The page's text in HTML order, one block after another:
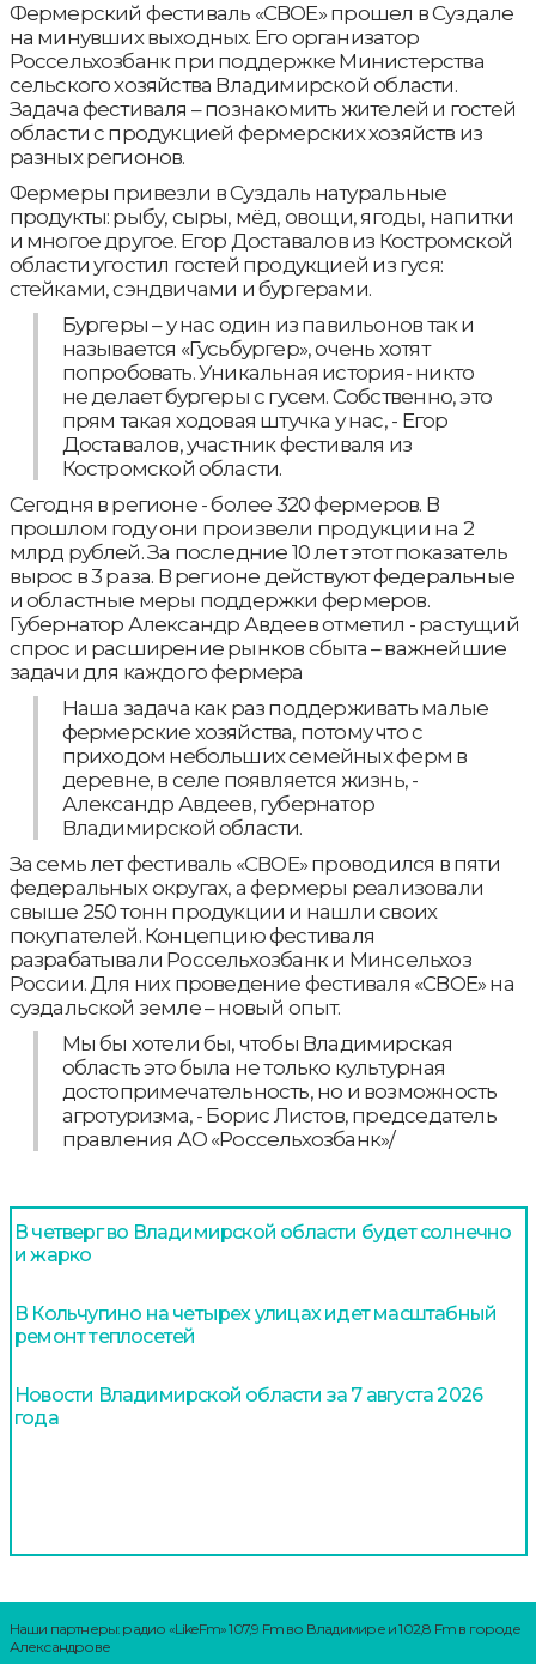
Фермерский фестиваль «СВОЕ» прошел в Суздале
на минувших выходных. Его организатор
Россельхозбанк при поддержке Министерства
сельского хозяйства Владимирской области.
Задача фестиваля – познакомить жителей и гостей
области с продукцией фермерских хозяйств из
разных регионов.
Фермеры привезли в Суздаль натуральные
продукты: рыбу, сыры, мёд, овощи, ягоды, напитки
и многое другое. Егор Доставалов из Костромской
области угостил гостей продукцией из гуся:
стейками, сэндвичами и бургерами.
Бургеры – у нас один из павильонов так и
называется «Гусьбургер», очень хотят
попробовать. Уникальная история- никто
не делает бургеры с гусем. Собственно, это
прям такая ходовая штучка у нас, - Егор
Доставалов, участник фестиваля из
Костромской области.
Сегодня в регионе - более 320 фермеров. В
прошлом году они произвели продукции на 2
млрд рублей. За последние 10 лет этот показатель
вырос в 3 раза. В регионе действуют федеральные
и областные меры поддержки фермеров.
Губернатор Александр Авдеев отметил - растущий
спрос и расширение рынков сбыта – важнейшие
задачи для каждого фермера
Наша задача как раз поддерживать малые
фермерские хозяйства, потому что с
приходом небольших семейных ферм в
деревне, в селе появляется жизнь, -
Александр Авдеев, губернатор
Владимирской области.
За семь лет фестиваль «СВОЕ» проводился в пяти
федеральных округах, а фермеры реализовали
свыше 250 тонн продукции и нашли своих
покупателей. Концепцию фестиваля
разрабатывали Россельхозбанк и Минсельхоз
России. Для них проведение фестиваля «СВОЕ» на
суздальской земле – новый опыт.
Мы бы хотели бы, чтобы Владимирская
область это была не только культурная
достопримечательность, но и возможность
агротуризма, - Борис Листов, председатель
правления АО «Россельхозбанк»/
В четверг во Владимирской области будет солнечно
и жарко
В Кольчугино на четырех улицах идет масштабный
ремонт теплосетей
Новости Владимирской области за 7 августа 2026
года
Наши партнеры: радио «LikeFm» 107,9 Fm во Владимире и 102,8 Fm в городе
Александрове